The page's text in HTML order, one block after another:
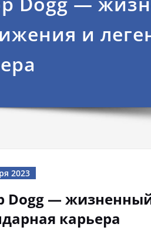
и
2023
Dogg —
карьера